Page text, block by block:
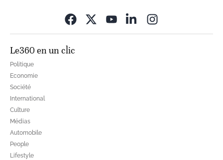
Le360 en un clic
Politique
Economie
Société
International
Culture
Médias
Automobile
People
Lifestyle